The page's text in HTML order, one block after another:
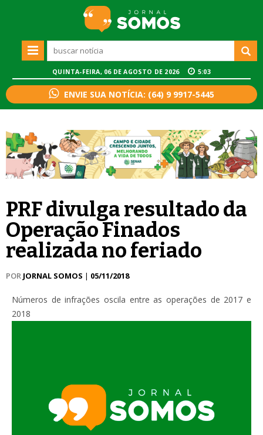
QUINTA-FEIRA, 06 DE AGOSTO DE 2026 5:03
ENVIE SUA NOTÍCIA: (64) 9 9917-5445
PRF divulga resultado da
Operação Finados
realizada no feriado
POR JORNAL SOMOS | 05/11/2018
Números de infrações oscila entre as operações de 2017 e
2018